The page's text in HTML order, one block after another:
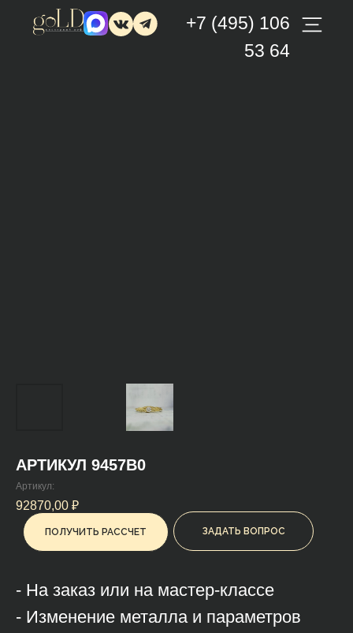
+7 (495) 106
53 64
ПОЛУЧИТЬ РАССЧЕТ ЗАДАТЬ ВОПРОС
АРТИКУЛ 9457B0
Артикул:
92870,00 ₽
- На заказ или на мастер-классе
- Изменение металла и параметров